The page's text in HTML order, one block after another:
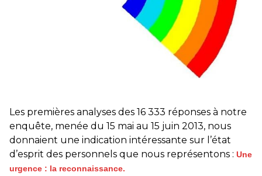
contre le premier ministre sortant, Viktor Orban,…
Les premières analyses des 16 333 réponses à notre
enquête, menée du 15 mai au 15 juin 2013, nous
donnaient une indication intéressante sur l’état
d’esprit des personnels que nous représentons : Une
urgence : la reconnaissance.